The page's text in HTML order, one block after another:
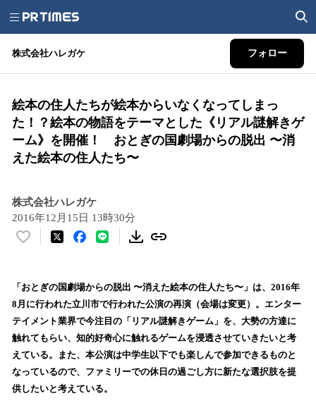
株式会社ハレガケ フォロー
絵本の住人たちが絵本からいなくなってしまっ
た！？絵本の物語をテーマとした《リアル謎解きゲ
ーム》を開催！ おとぎの国劇場からの脱出 〜消
えた絵本の住人たち〜
株式会社ハレガケ
2016年12月15日 13時30分
い
！
数
を
読
込
み
中
「おとぎの国劇場からの脱出 〜消えた絵本の住人たち〜」は、2016年
8月に行われた立川市で行われた公演の再演（会場は変更）。エンター
テイメント業界で今注目の「リアル謎解きゲーム」を、大勢の方達に
触れてもらい、知的好奇心に触れるゲームを浸透させていきたいと考
えている。また、本公演は中学生以下でも楽しんで参加できるものと
なっているので、ファミリーでの休日の過ごし方に新たな選択肢を提
供したいと考えている。